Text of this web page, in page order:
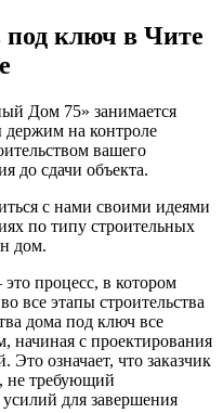
под ключ в Чите
Дом 75» занимается
на контроле
вашего
до сдачи объекта.
с нами своими идеями
по типу строительных
дом.
процесс, в котором
все этапы строительства
дома под ключ все
начиная с проектирования
Это означает, что заказчик
не требующий
для завершения